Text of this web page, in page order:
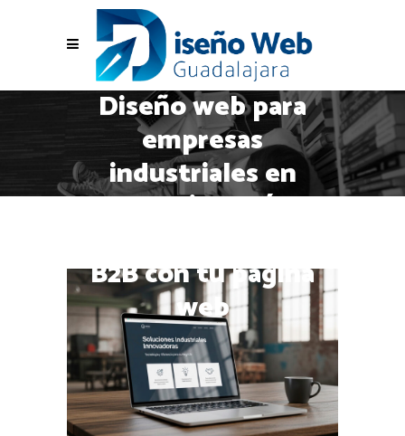
Diseño web para
empresas
industriales en
Guadalajara: cómo
B2B con tu página
web